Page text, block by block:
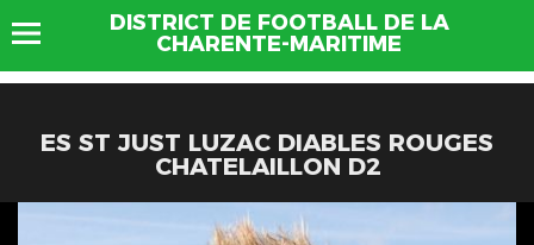
DISTRICT DE FOOTBALL DE LA
CHARENTE-MARITIME
ES ST JUST LUZAC DIABLES ROUGES
CHATELAILLON D2